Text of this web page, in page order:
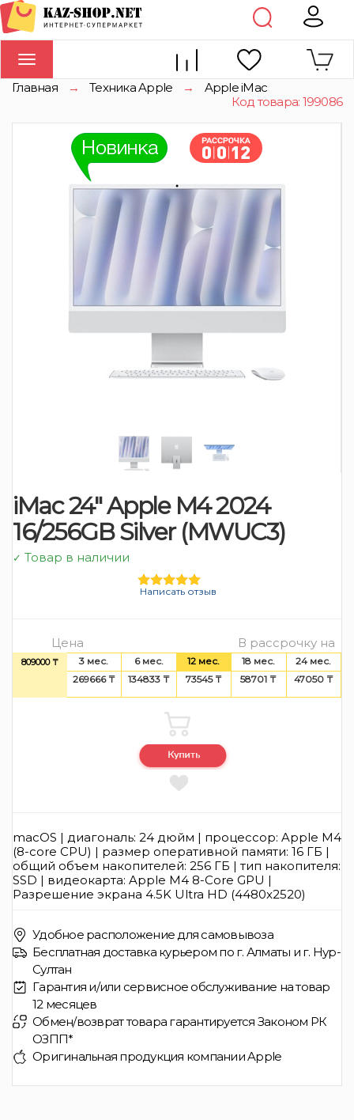
Toggle
navigation
Главная → Техника Apple →
Apple iMac
Код товара: 199086
iMac 24″ Apple M4 2024
16/256GB Silver (MWUC3)
✓ Товар в наличии
Написать отзыв
Цена В рассрочку на
809000 ₸ 3 мес. 6 мес. 12 мес. 18 мес.
24 мес.
269666 ₸
134833 ₸ 73545 ₸ 58701 ₸ 47050 ₸
macOS | диагональ: 24 дюйм | процессор: Apple M4
(8-core СPU) | размер оперативной памяти: 16 ГБ |
общий объем накопителей: 256 ГБ | тип накопителя:
SSD | видеокарта: Apple M4 8-Core GPU |
Разрешение экрана 4.5K Ultra HD (4480x2520)
Удобное расположение для самовывоза
Бесплатная доставка курьером по г. Алматы и г. Нур-
Султан
Гарантия и/или сервисное обслуживание на товар
12 месяцев
Обмен/возврат товара гарантируется Законом РК
ОЗПП*
Оригинальная продукция компании Apple